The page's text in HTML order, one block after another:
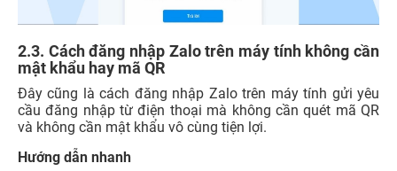
2.3. Cách đăng nhập Zalo trên máy tính không cần
mật khẩu hay mã QR
Đây cũng là cách đăng nhập Zalo trên máy tính gửi yêu
cầu đăng nhập từ điện thoại mà không cần quét mã QR
và không cần mật khẩu vô cùng tiện lợi.
Hướng dẫn nhanh